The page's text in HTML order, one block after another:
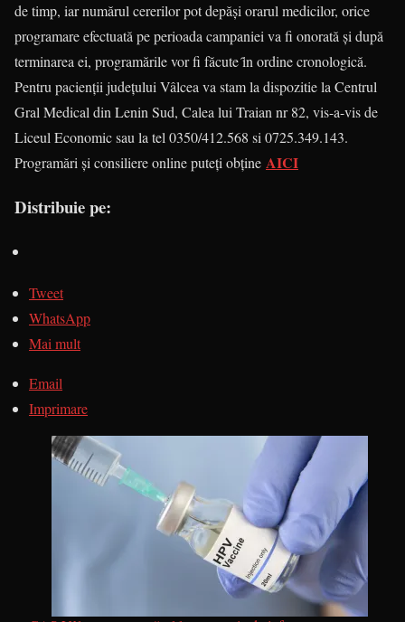
de timp, iar numărul cererilor pot depăși orarul medicilor, orice
programare efectuată pe perioada campaniei va fi onorată și după
terminarea ei, programările vor fi făcute ȋn ordine cronologică.
Pentru pacienții județului Vâlcea va stam la dispozitie la Centrul
Gral Medical din Lenin Sud, Calea lui Traian nr 82, vis-a-vis de
Liceul Economic sau la tel 0350/412.568 si 0725.349.143.
Programări și consiliere online puteți obține AICI
Distribuie pe:
Tweet
WhatsApp
Mai mult
Email
Imprimare